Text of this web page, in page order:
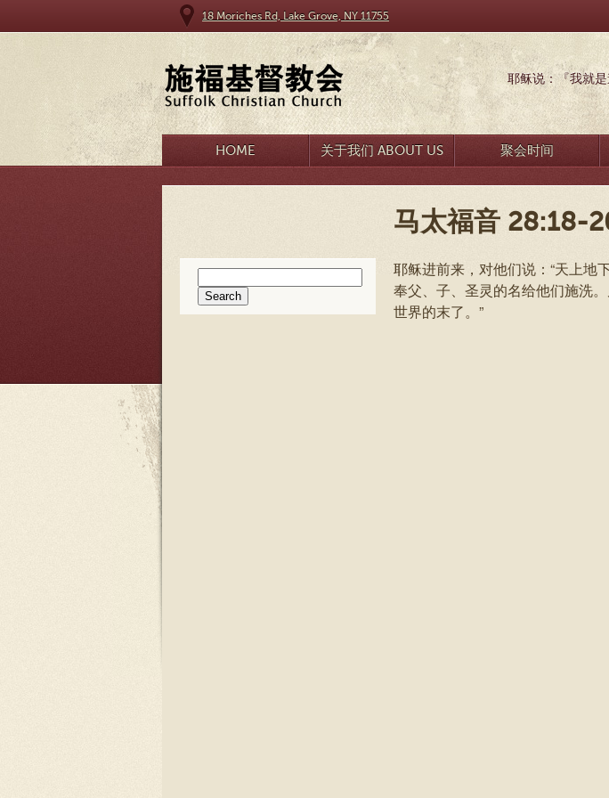
18 Moriches Rd, Lake Grove, NY 11755
耶稣说：『我就
HOME 关于我们 ABOUT US 聚会时间
马太福音 28:18-
for:
耶稣进前来，对他们说：“天上地
奉父、子、圣灵的名给他们施洗
世界的末了。”